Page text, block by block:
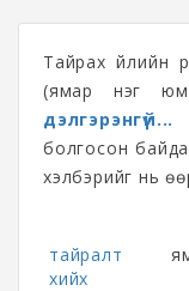
Тайрах үйлийн
(ямар нэг
дэлгэрэнгүй...
болгосон
хэлбэрийг нь
тайралт
хийх